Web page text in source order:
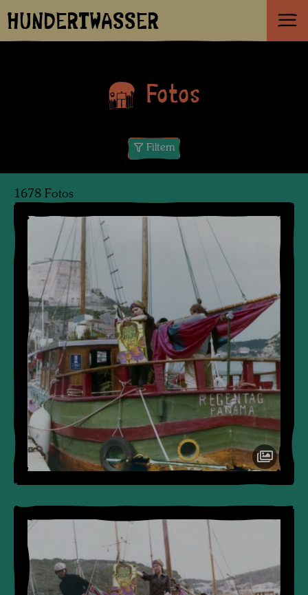
HUNDERTWASSER
Fotos
Filtern
1678 Fotos